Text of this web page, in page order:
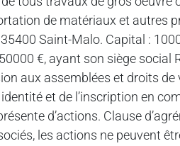
de matériaux et autres
Saint-Malo. Capital :
€, ayant son siège
aux assemblées et droits
et de l’inscription en
d’actions. Clause
les actions ne peuvent